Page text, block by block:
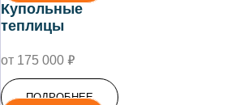
Купольные
теплицы
от 175 000 ₽
ПОДРОБНЕЕ